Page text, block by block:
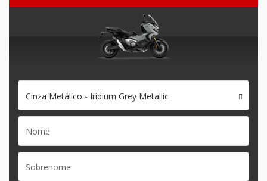
Cinza Metálico - Iridium Grey Metallic